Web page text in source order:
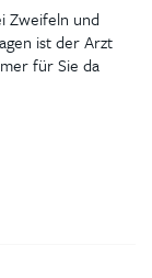
Zweifeln und
ist der Arzt
für Sie da